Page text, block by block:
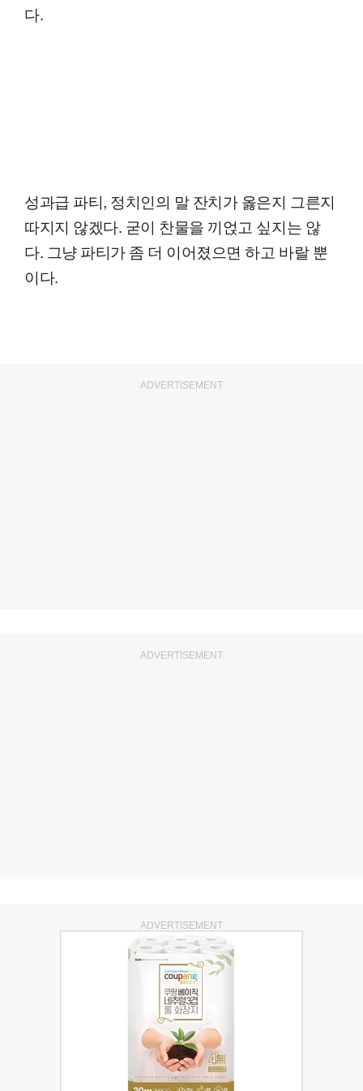
다.
성과급 파티, 정치인의 말 잔치가 옳은지 그른지
따지지 않겠다. 굳이 찬물을 끼얹고 싶지는 않
다. 그냥 파티가 좀 더 이어졌으면 하고 바랄 뿐
이다.
ADVERTISEMENT
ADVERTISEMENT
ADVERTISEMENT